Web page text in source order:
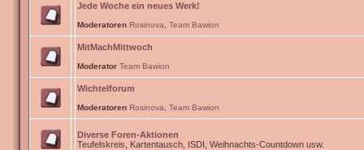
Jede Woche ein neues Werk!
Moderatoren Rosinova Team Bawion
MitMachMittwoch
Moderator Team Bawion
Wichtelforum
Moderatoren Rosinova Team Bawion
Diverse Foren-Aktionen
Teufelskreis, Kartentausch, ISDI, Weihnachts-Countdown usw.